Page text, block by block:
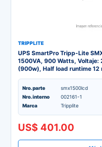
TRIPPLITE
UPS SmartPro Tripp-Lite
1500VA, 900 Watts, Voltaje:
(900w), Half load runtime 12
Nro. parte
smx1500lcd
Nro. interno
002161-1
Marca
Tripplite
US$ 401.00